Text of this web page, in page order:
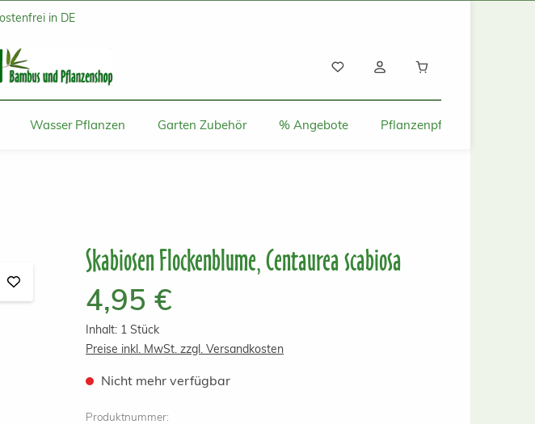
in DE
Wasser Pflanzen Garten Zubehör % Angebote Pflanzenpflege und Tipps
Skabiosen Flockenblume, Centaurea scabiosa
Regulärer Preis:
4,95 €
Inhalt: 1 Stück
Preise inkl. MwSt. zzgl. Versandkosten
Nicht mehr verfügbar
Produktnummer: